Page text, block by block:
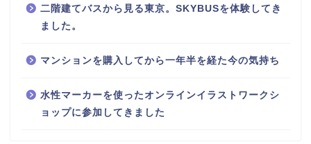
二階建てバスから見る東京。SKYBUSを体験してき
ました。
マンションを購入してから一年半を経た今の気持ち
水性マーカーを使ったオンラインイラストワークシ
ョップに参加してきました